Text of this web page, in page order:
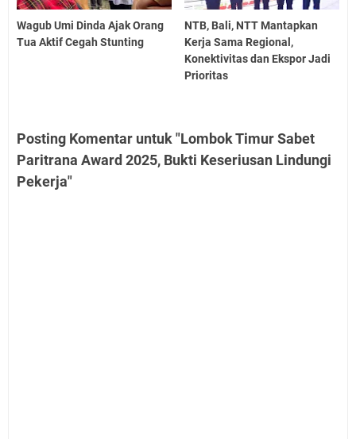
Wagub Umi Dinda Ajak Orang
Tua Aktif Cegah Stunting
NTB, Bali, NTT Mantapkan
Kerja Sama Regional,
Konektivitas dan Ekspor Jadi
Prioritas
Posting Komentar untuk "Lombok Timur Sabet
Paritrana Award 2025, Bukti Keseriusan Lindungi
Pekerja"